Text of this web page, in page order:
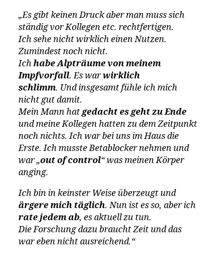
„Es gibt keinen Druck aber man muss sich
ständig vor Kollegen etc. rechtfertigen.
Ich sehe nicht wirklich einen Nutzen.
Zumindest noch nicht.
Ichhabe Alpträume von meinem
Impfvorfall. Es warwirklich
schlimm. Und insgesamt fühle ich mich
nicht gut damit.
Mein Mann hatgedacht es geht zu Ende
und meine Kollegen hatten zu dem Zeitpunkt
noch nichts. Ich war bei uns im Haus die
Erste. Ich musste Betablocker nehmen und
war „out of control“ was meinen Körper
anging.
Ich bin in keinster Weise überzeugt und
ärgere mich täglich. Nun ist es so, aber ich
rate jedem ab, es aktuell zu tun.
Die Forschung dazu braucht Zeit und das
war eben nicht ausreichend.“